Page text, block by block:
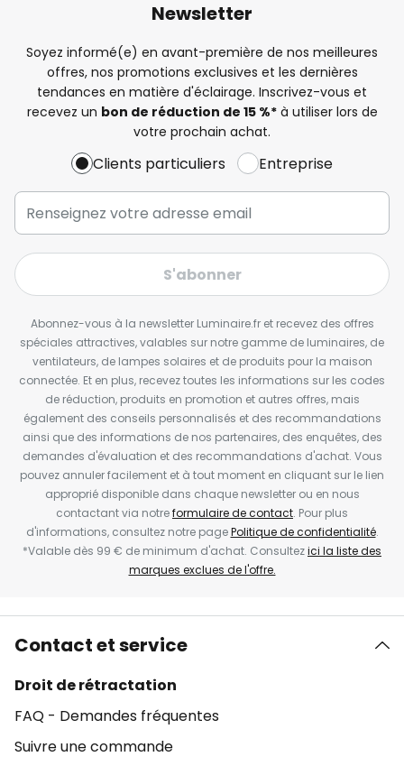
Newsletter
Soyez informé(e) en avant-première de nos meilleures
offres, nos promotions exclusives et les dernières
tendances en matière d'éclairage. Inscrivez-vous et
recevez un bon de réduction de 15 %*à utiliser lors de
votre prochain achat.
Clients particuliers Entreprise
S'abonner
Abonnez-vous à la newsletter Luminaire.fr et recevez des offres
spéciales attractives, valables sur notre gamme de luminaires, de
ventilateurs, de lampes solaires et de produits pour la maison
connectée. Et en plus, recevez toutes les informations sur les codes
de réduction, produits en promotion et autres offres, mais
également des conseils personnalisés et des recommandations
ainsi que des informations de nos partenaires, des enquêtes, des
demandes d'évaluation et des recommandations d'achat. Vous
pouvez annuler facilement et à tout moment en cliquant sur le lien
approprié disponible dans chaque newsletter ou en nous
contactant via notreformulaire de contact. Pour plus
d'informations, consultez notre pagePolitique de confidentialité.
*Valable dès 99 € de minimum d'achat. Consultezici la liste des
marques exclues de l'offre.
Contact et service
Droit de rétractation
FAQ - Demandes fréquentes
Suivre une commande